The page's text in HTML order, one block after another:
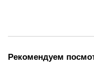
Рекомендуем